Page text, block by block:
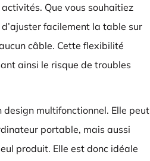
Que vous souhaitiez
facilement la table sur
câble. Cette flexibilité
ainsi le risque de troubles
design multifonctionnel. Elle peut
portable, mais aussi
produit. Elle est donc idéale